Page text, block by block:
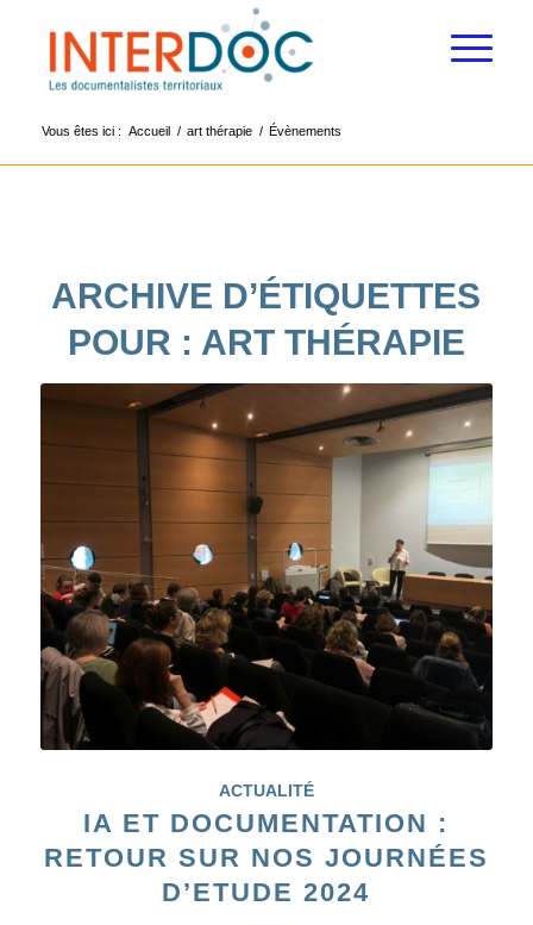
Vous êtes ici : Accueil / art thérapie / Évènements
ARCHIVE D’ÉTIQUETTES
POUR : ART THÉRAPIE
ACTUALITÉ
IA ET DOCUMENTATION :
RETOUR SUR NOS JOURNÉES
D’ETUDE 2024